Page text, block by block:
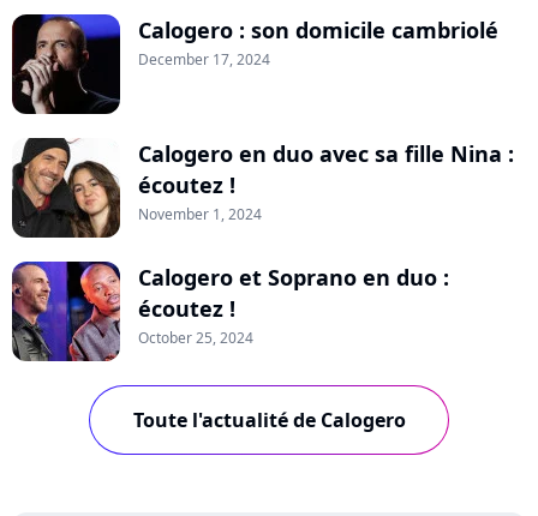
Calogero : son domicile cambriolé
December 17, 2024
Calogero en duo avec sa fille Nina :
écoutez !
November 1, 2024
Calogero et Soprano en duo :
écoutez !
October 25, 2024
Toute l'actualité de Calogero